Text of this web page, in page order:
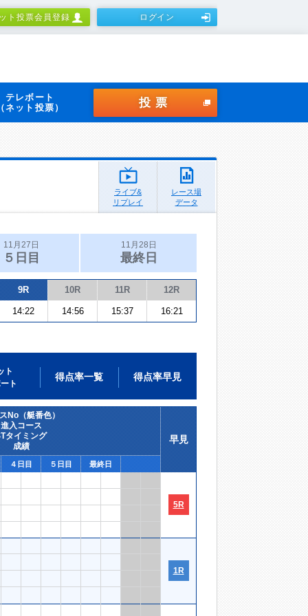
ト投票会員登録 ログイン
テレボート
ネット投票）
投票
ライブ&
リプレイ
レース場
データ
11月27日
５日目
11月28日
最終日
9R 10R 11R 12R
14:22 14:56 15:37 16:21
ト
ト
得点率一覧 得点率早見
No（艇番色）
進入コース
タイミング
成績
早見
４日目 ５日目 最終日
5R
1R